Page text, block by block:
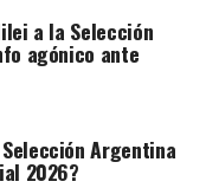
a la Selección
agónico ante
Argentina
2026?